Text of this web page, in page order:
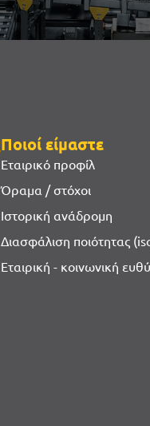
Ποιοί είμαστε
Εταιρικό προφίλ
Όραμα / στόχοι
Ιστορική ανάδρομη
Διασφάλιση ποιότητας
Εταιρική - κοινωνική